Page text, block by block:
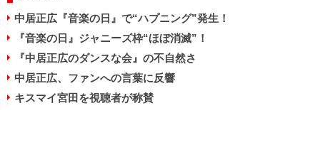
中居正広『音楽の日』で“ハプニング”発生！
『音楽の日』ジャニーズ枠“ほぼ消滅”！
『中居正広のダンスな会』の不自然さ
中居正広、ファンへの言葉に反響
キスマイ宮田を視聴者が称賛